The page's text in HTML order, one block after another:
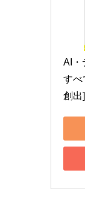
AI・
すべ
創出]